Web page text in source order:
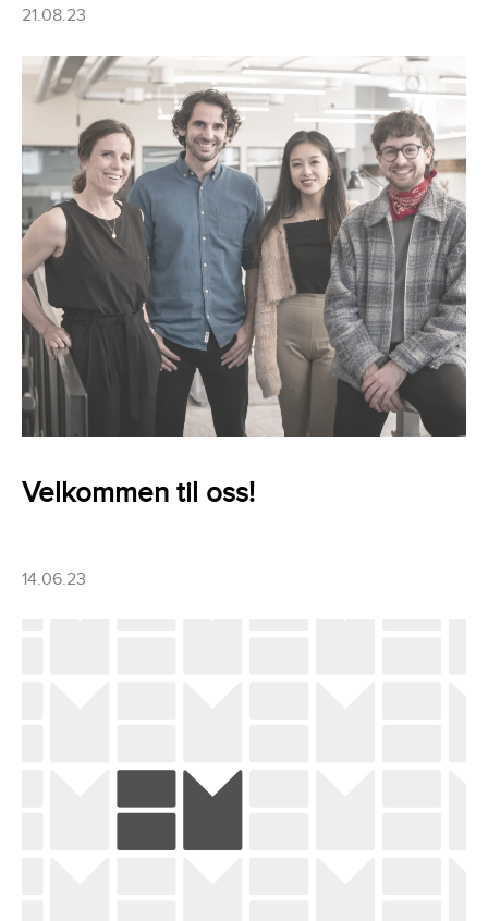
21.08.23
Velkommen til oss!
14.06.23